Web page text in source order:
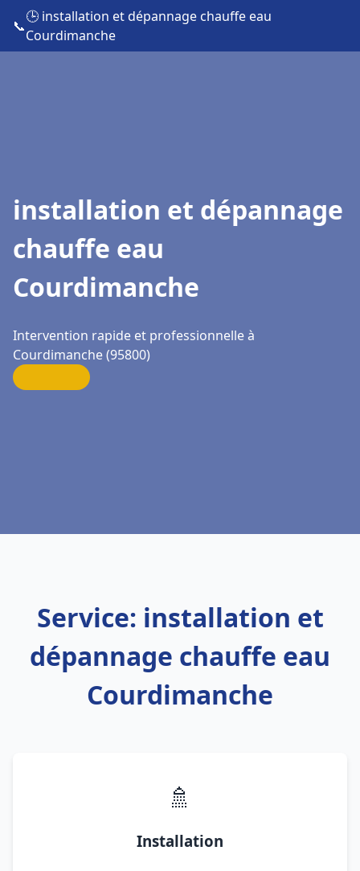
📞
🕒 installation et dépannage chauffe eau
Courdimanche
installation et dépannage
chauffe eau
Courdimanche
Intervention rapide et professionnelle à
Courdimanche (95800)
Service: installation et
dépannage chauffe eau
Courdimanche
🚿
Installation